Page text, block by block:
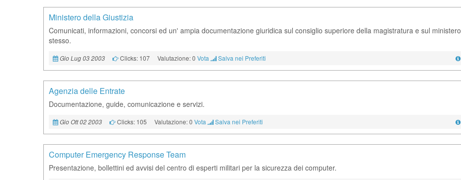
Ministero della Giustizia
Comunicati, informazioni, concorsi ed un' ampia documentazione giuridica sul consiglio superiore della magistratura e sul ministero
stesso.
Gio Lug 03 2003 Clicks: 107 Valutazione: 0 Vota Salva nei Preferiti
Agenzia delle Entrate
Documentazione, guide, comunicazione e servizi.
Gio Ott 02 2003 Clicks: 105 Valutazione: 0 Vota Salva nei Preferiti
Computer Emergency Response Team
Presentazione, bollettini ed avvisi del centro di esperti militari per la sicurezza dei computer.